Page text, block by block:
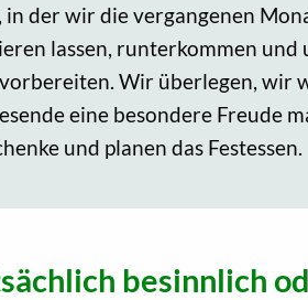
in der wir die vergangenen
lassen, runterkommen und
Wir überlegen, wir
eine besondere Freude
und planen das Festessen.
besinnlich